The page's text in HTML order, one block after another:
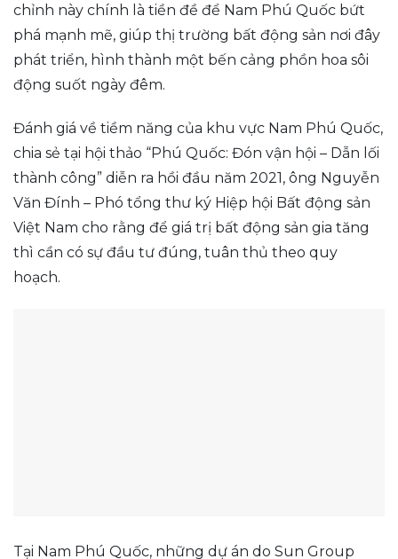
chỉnh này chính là tiền đề để Nam Phú Quốc bứt
phá mạnh mẽ, giúp thị trường bất động sản nơi đây
phát triển, hình thành một bến cảng phồn hoa sôi
động suốt ngày đêm.
Đánh giá về tiềm năng của khu vực Nam Phú Quốc,
chia sẻ tại hội thảo “Phú Quốc: Đón vận hội – Dẫn lối
thành công” diễn ra hồi đầu năm 2021, ông Nguyễn
Văn Đính – Phó tổng thư ký Hiệp hội Bất động sản
Việt Nam cho rằng để giá trị bất động sản gia tăng
thì cần có sự đầu tư đúng, tuân thủ theo quy
hoạch.
Tại Nam Phú Quốc, những dự án do Sun Group